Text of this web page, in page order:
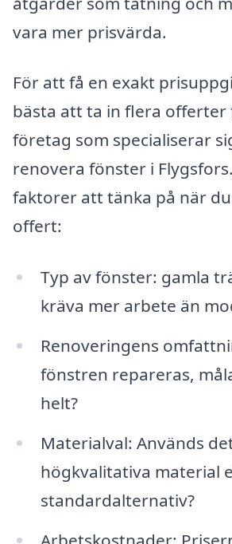
vara mer prisvärda.
För att få en exakt
bästa att ta in flera offerter
företag som specialiserar
renovera fönster i
faktorer att tänka på när
offert:
Typ av fönster: gamla
kräva mer arbete än
Renoveringens
fönstren repareras,
helt?
Materialval: Används
högkvalitativa material
standardalternativ?